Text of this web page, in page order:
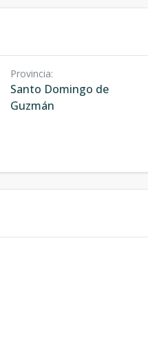
Provincia:
Santo Domingo de
Guzmán